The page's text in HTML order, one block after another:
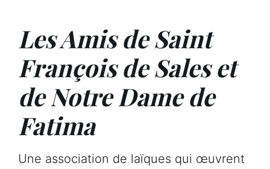
Les Amis de Saint
François de Sales et
de Notre Dame de
Fatima
Une association de laïques qui œuvrent